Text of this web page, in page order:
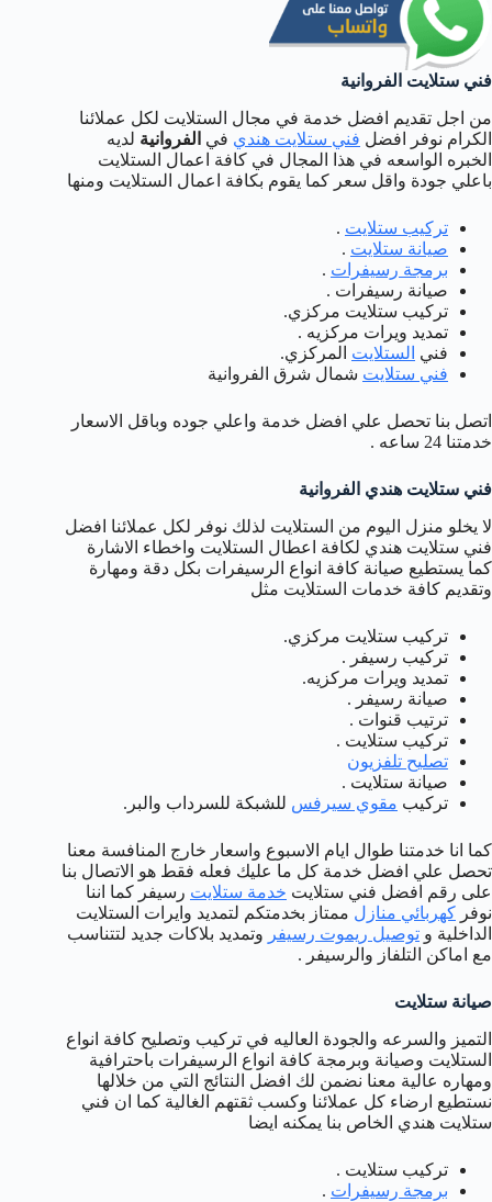
فني ستلايت الفروانية
من اجل تقديم افضل خدمة في مجال الستلايت لكل عملائنا
الكرام نوفر افضل فني ستلايت هندي في الفروانية لديه
الخبره الواسعه في هذا المجال في كافة اعمال الستلايت
باعلي جودة واقل سعر كما يقوم بكافة اعمال الستلايت ومنها
تركيب ستلايت .
صيانة ستلايت .
برمجة رسيفرات .
صيانة رسيفرات .
تركيب ستلايت مركزي.
تمديد ويرات مركزيه .
فني الستلايت المركزي.
فني ستلايت شمال شرق الفروانية
اتصل بنا تحصل علي افضل خدمة واعلي جوده وباقل الاسعار
خدمتنا 24 ساعه .
فني ستلايت هندي الفروانية
لا يخلو منزل اليوم من الستلايت لذلك نوفر لكل عملائنا افضل
فني ستلايت هندي لكافة اعطال الستلايت واخطاء الاشارة
كما يستطيع صيانة كافة انواع الرسيفرات بكل دقة ومهارة
وتقديم كافة خدمات الستلايت مثل
تركيب ستلايت مركزي.
تركيب رسيفر .
تمديد ويرات مركزيه.
صيانة رسيفر .
ترتيب قنوات .
تركيب ستلايت .
تصليح تلفزيون
صيانة ستلايت .
تركيب مقوي سيرفس للشبكة للسرداب والبر.
كما انا خدمتنا طوال ايام الاسبوع واسعار خارج المنافسة معنا
تحصل علي افضل خدمة كل ما عليك فعله فقط هو الاتصال بنا
على رقم افضل فني ستلايت خدمة ستلايت رسيفر كما اننا
نوفر كهربائي منازل ممتاز بخدمتكم لتمديد وايرات الستلايت
الداخلية و توصيل ريموت رسيفر وتمديد بلاكات جديد لتتناسب
مع اماكن التلفاز والرسيفر .
صيانة ستلايت
التميز والسرعه والجودة العاليه في تركيب وتصليح كافة انواع
الستلايت وصيانة وبرمجة كافة انواع الرسيفرات باحترافية
ومهاره عالية معنا نضمن لك افضل النتائج التي من خلالها
نستطيع ارضاء كل عملائنا وكسب ثقتهم الغالية كما ان فني
ستلايت هندي الخاص بنا يمكنه ايضا
تركيب ستلايت .
برمجة رسيفرات .